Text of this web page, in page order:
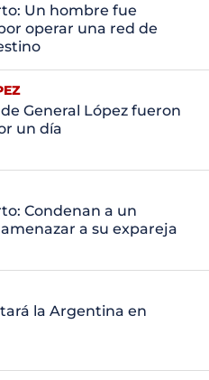
Un hombre fue
operar una red de
General López fueron
un día
Condenan a un
a su expareja
la Argentina en